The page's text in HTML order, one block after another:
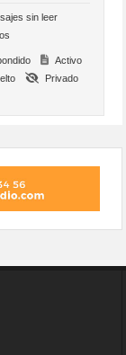
sin leer
Activo
Privado